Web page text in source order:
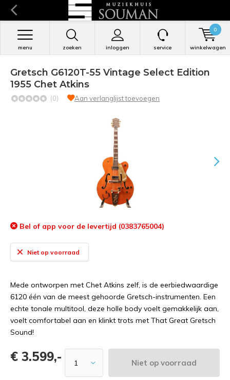
zoeken inloggen
menu service winkelwagen
0
Gretsch G6120T-55 Vintage Select Edition
1955 Chet Atkins
(0) Aan verlanglijst toevoegen
Bel of app voor de levertijd (0383765004)
Niet op voorraad
Mede ontworpen met Chet Atkins zelf, is de eerbiedwaardige
6120 één van de meest gehoorde Gretsch-instrumenten. Een
echte tonale multitool, deze holle body voelt gemakkelijk aan,
voelt comfortabel aan en klinkt trots met That Great Gretsch
Sound!
€ 3.599,- Niet op voorraad